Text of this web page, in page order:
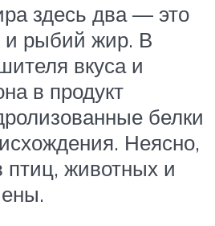
здесь два — это
рыбий жир. В
вкуса и
в продукт
белки
Неясно,
птиц, животных и